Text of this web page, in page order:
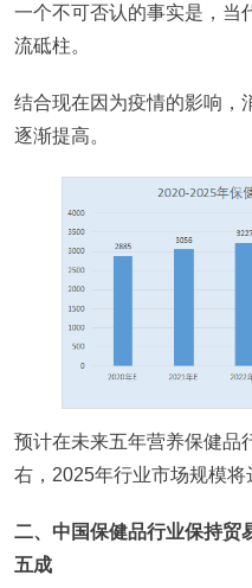
一个不可否认的事实是，当
流砥柱。
结合现在因为疫情的影响，
逐渐提高。
预计在未来五年营养保健品
右，2025年行业市场规模将
二、中国保健品行业保持贸
五成